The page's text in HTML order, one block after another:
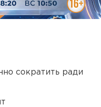
сократить ради